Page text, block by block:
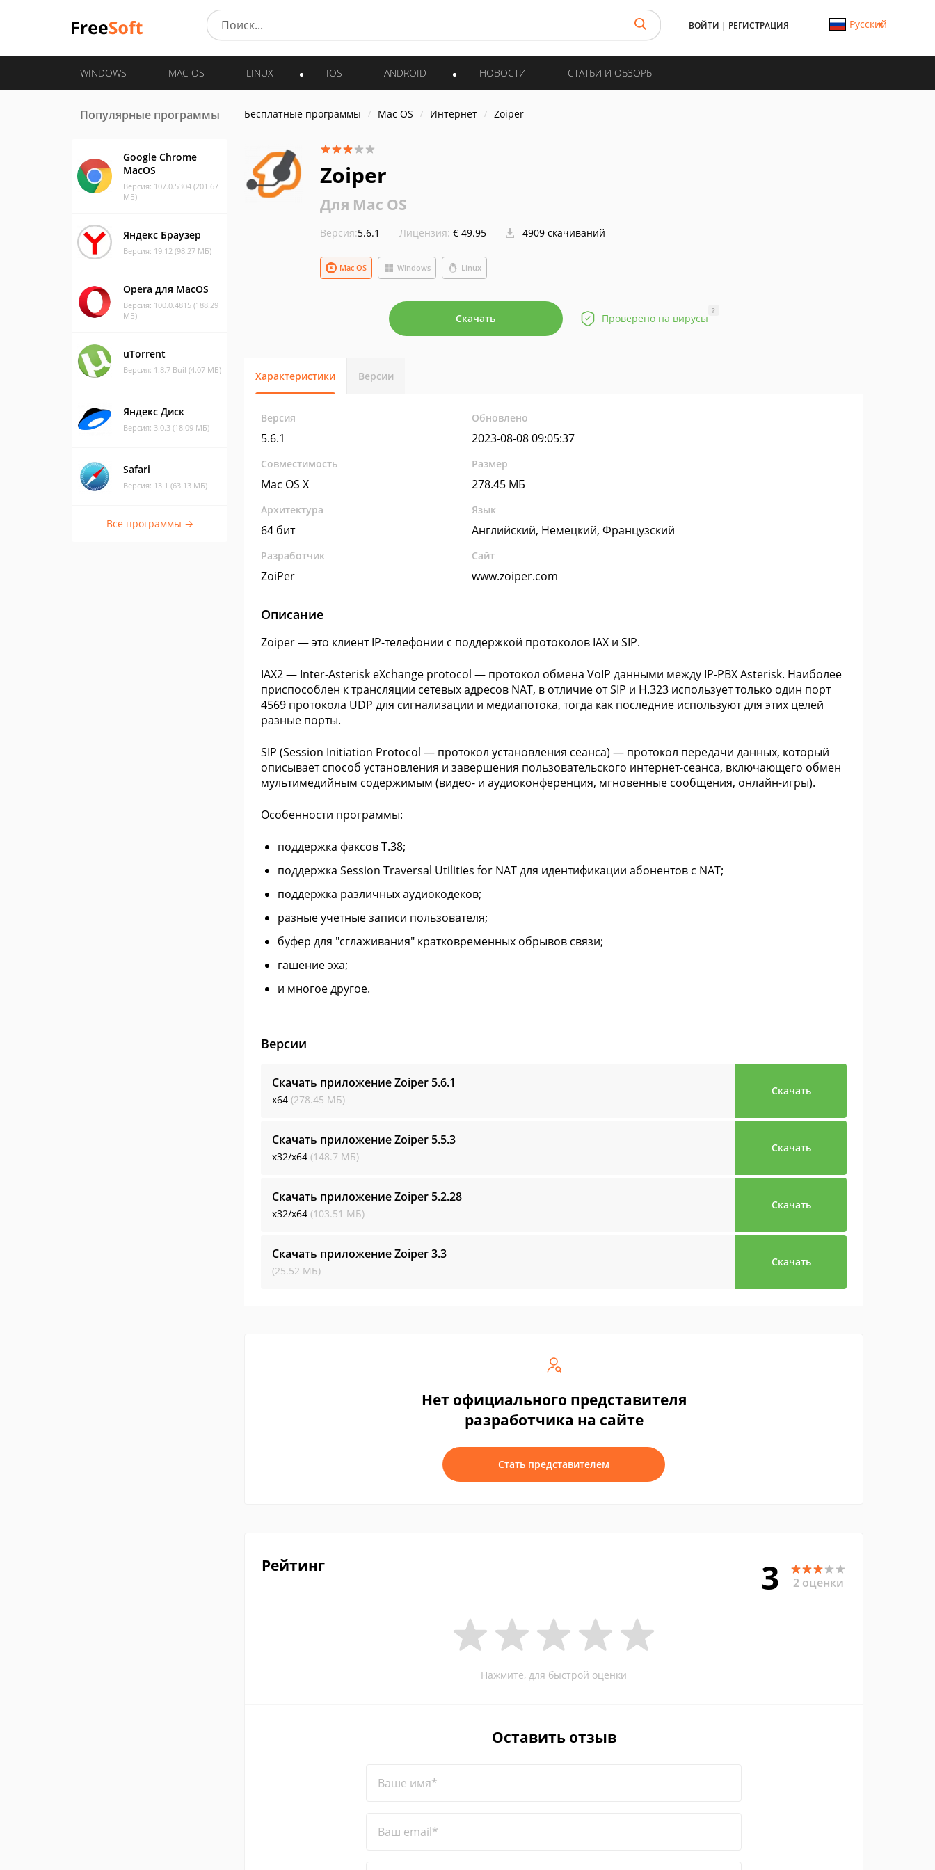
ВОЙТИ | РЕГИСТРАЦИЯ Русский
WINDOWS MAC OS LINUX IOS ANDROID НОВОСТИ СТАТЬИ И ОБЗОРЫ
Популярные программы
Google Chrome
MacOS
Версия: 107.0.5304 (201.67
МБ)
Яндекс Браузер
Версия: 19.12 (98.27 МБ)
Opera для MacOS
Версия: 100.0.4815 (188.29
МБ)
uTorrent
Версия: 1.8.7 Buil (4.07 МБ)
Яндекс Диск
Версия: 3.0.3 (18.09 МБ)
Safari
Версия: 13.1 (63.13 МБ)
Все программы →
Бесплатные программы Mac OS Интернет Zoiper
Zoiper
Для Mac OS
Версия:5.6.1 Лицензия: € 49.95 4909 скачиваний
Windows
Mac OS Linux
Скачать Проверено на вирусы
?
Характеристики Версии
Версия
5.6.1
Обновлено
2023-08-08 09:05:37
Совместимость
Mac OS X
Размер
278.45 МБ
Архитектура
64 бит
Язык
Английский, Немецкий, Французский
Разработчик
ZoiPer
Сайт
www.zoiper.com
Описание
Zoiper — это клиент IP-телефонии с поддержкой протоколов IAX и SIP.
IAX2 — Inter-Asterisk eXchange protocol — протокол обмена VoIP данными между IP-PBX Asterisk. Наиболее
приспособлен к трансляции сетевых адресов NAT, в отличие от SIP и H.323 использует только один порт
4569 протокола UDP для сигнализации и медиапотока, тогда как последние используют для этих целей
разные порты.
SIP (Session Initiation Protocol — протокол установления сеанса) — протокол передачи данных, который
описывает способ установления и завершения пользовательского интернет-сеанса, включающего обмен
мультимедийным содержимым (видео- и аудиоконференция, мгновенные сообщения, онлайн-игры).
Особенности программы:
поддержка факсов T.38;
поддержка Session Traversal Utilities for NAT для идентификации абонентов с NAT;
поддержка различных аудиокодеков;
разные учетные записи пользователя;
буфер для "сглаживания" кратковременных обрывов связи;
гашение эха;
и многое другое.
Версии
Скачать приложение Zoiper 5.6.1
x64 (278.45 МБ)
Скачать
Скачать приложение Zoiper 5.5.3
x32/x64 (148.7 МБ)
Скачать
Скачать приложение Zoiper 5.2.28
x32/x64 (103.51 МБ)
Скачать
Скачать приложение Zoiper3.3
(25.52 МБ)
Скачать
Нет официального представителя
разработчика на сайте
Стать представителем
Рейтинг 3 2 оценки
Нажмите, для быстрой оценки
Оставить отзыв
Ваше имя*
Ваш email*